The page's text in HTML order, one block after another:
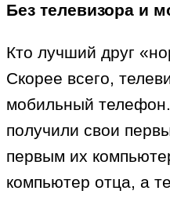
Без телевизора и
Кто лучший друг
Скорее всего,
мобильный
получили свои
первым их
компьютер отца, а